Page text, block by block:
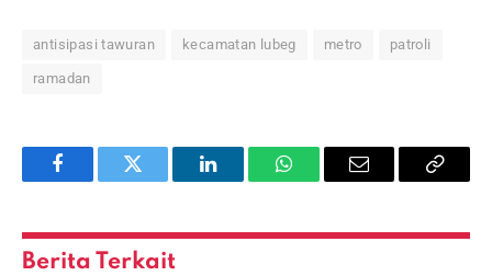
antisipasi tawuran kecamatan lubeg metro patroli
ramadan
FacebookTwitter LinkedInWhatsAppEmail
Copy
Berita Terkait